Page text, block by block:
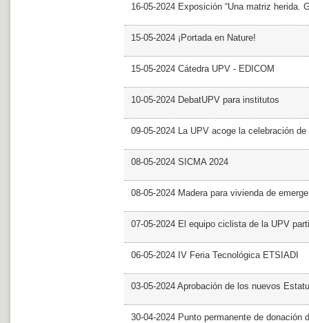
16-05-2024 Exposición “Una matriz herida.
15-05-2024 ¡Portada en Nature!
15-05-2024 Cátedra UPV - EDICOM
10-05-2024 DebatUPV para institutos
09-05-2024 La UPV acoge la celebración
08-05-2024 SICMA 2024
08-05-2024 Madera para vivienda de
07-05-2024 El equipo ciclista de la UPV
06-05-2024 IV Feria Tecnológica ETSIADI
03-05-2024 Aprobación de los nuevos
30-04-2024 Punto permanente de donación